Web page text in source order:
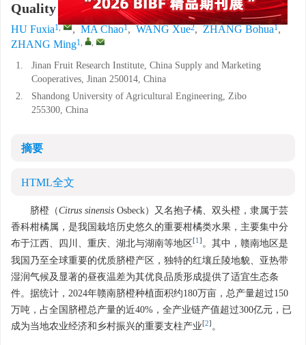
Quality of
Citrus sinensisOsbeck Pomace
HU Fuxia1, , MA Chao1, WANG Xue2, ZHANG Bohua1,
ZHANG Ming1, ,
1.
Jinan Fruit Research Institute, China Supply and Marketing
Cooperatives, Jinan 250014, China
2.
Shandong University of Agricultural Engineering, Zibo
255300, China
摘要
HTML全文
脐橙（Citrus sinensis Osbeck）又名抱子橘、双头橙，隶属于芸
香科柑橘属，是我国栽培历史悠久的重要柑橘类水果，主要集中分
布于江西、四川、重庆、湖北与湖南等地区 [1 ] 。其中，赣南地区是
我国乃至全球重要的优质脐橙产区，独特的红壤丘陵地貌、亚热带
湿润气候及显著的昼夜温差为其优良品质形成提供了适宜生态条
件。据统计，2024年赣南脐橙种植面积约180万亩，总产量超过150
万吨，占全国脐橙总产量的近40%，全产业链产值超过300亿元，已
成为当地农业经济和乡村振兴的重要支柱产业[2] 。